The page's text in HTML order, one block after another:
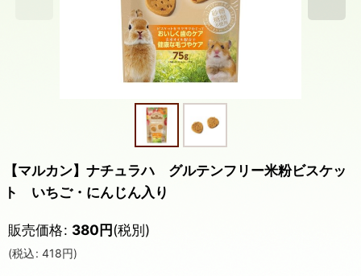
【マルカン】ナチュラハ グルテンフリー米粉ビスケッ
ト いちご・にんじん入り
販売価格: 380円(税別)
(税込: 418円)